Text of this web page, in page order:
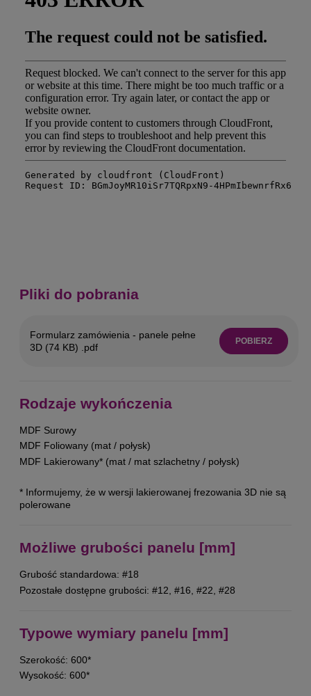
Pliki do pobrania
Formularz zamówienia - panele pełne
3D (74 KB) .pdf
POBIERZ
Rodzaje wykończenia
MDF Surowy
MDF Foliowany (mat / połysk)
MDF Lakierowany* (mat / mat szlachetny / połysk)
* Informujemy, że w wersji lakierowanej frezowania 3D nie są
polerowane
Możliwe grubości panelu [mm]
Grubość standardowa: #18
Pozostałe dostępne grubości: #12, #16, #22, #28
Typowe wymiary panelu [mm]
Szerokość: 600*
Wysokość: 600*